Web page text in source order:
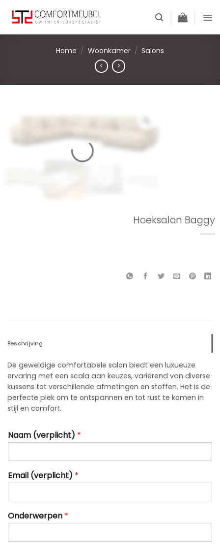
content
Home / Woonkamer / Salons
Hoeksalon Baggy
Beschrijving
De geweldige comfortabele salon biedt een luxueuze
ervaring met een scala aan keuzes, variërend van diverse
kussens tot verschillende afmetingen en stoffen. Het is de
perfecte plek om te ontspannen en tot rust te komen in
stijl en comfort.
Naam (verplicht) *
Email (verplicht) *
Onderwerpen *